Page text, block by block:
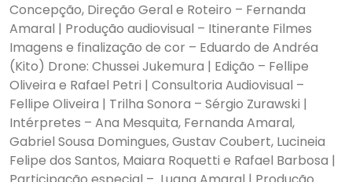
Concepção, Direção Geral e Roteiro – Fernanda
Amaral | Produção audiovisual – Itinerante Filmes
Imagens e finalização de cor – Eduardo de Andréa
(Kito) Drone: Chussei Jukemura | Edição – Fellipe
Oliveira e Rafael Petri | Consultoria Audiovisual –
Fellipe Oliveira | Trilha Sonora – Sérgio Zurawski |
Intérpretes – Ana Mesquita, Fernanda Amaral,
Gabriel Sousa Domingues, Gustav Coubert, Lucineia
Felipe dos Santos, Maiara Roquetti e Rafael Barbosa |